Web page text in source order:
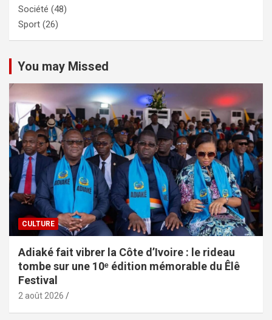
Société (48)
Sport (26)
You may Missed
CULTURE
Adiaké fait vibrer la Côte d’Ivoire : le rideau
tombe sur une 10ᵉ édition mémorable du Êlê
Festival
2 août 2026